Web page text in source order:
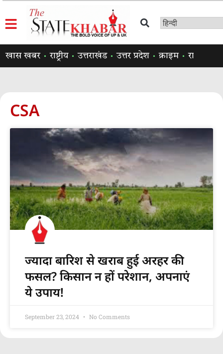
खास खबर राष्ट्रीय उत्तराखंड उत्तर प्रदेश क्राइम राजनीति
CSA
ज्यादा बारिश से खराब हुई अरहर की
फसल? किसान न हों परेशान, अपनाएं
ये उपाय!
September 23, 2024 No Comments